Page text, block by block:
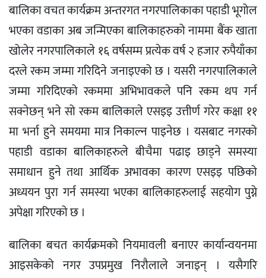
बालिका वचत कार्यक्रम अन्तरगत नगरपालिकाका पहाडी भूगोल
भएका वडाका अब जन्मिएका बालिकाहरुको नाममा बैंक खाता
खोलेर नगरपालिकाले १६ वर्षसम्म प्रत्येक वर्ष २ हजार रुपैयाँका
दरले रकम जम्मा गरिदिने जनाइएको छ । यसरी नगरपालिकाले
जम्मा गरिदिएको रकममा अभिभावकले पनि रकम थप गर्न
सक्नेछन् भने सो रकम बालिकाले एसइइ उत्तीर्ण गरेर कक्षा ११
मा भर्ना हुने समयमा मात्र निकाल्न पाइनेछ । यसबाट नगरको
पहाडी वडाका बालिकाहरुले बीचैमा पढाइ छाड्ने समस्या
समाधान हुने तथा आर्थिक अभावका कारण एसइइ पछिको
अध्ययन पुरा गर्न समस्या भएका बालिकाहरुलाई सहयोग पुग्ने
अपेक्षा गरिएको छ ।
बालिका बचत कार्यक्रमको नियमावली बनाएर कार्यान्वयनमा
आइसकेको नगर उपप्रमुख निरौलाले जनाइन् । यसैगरि